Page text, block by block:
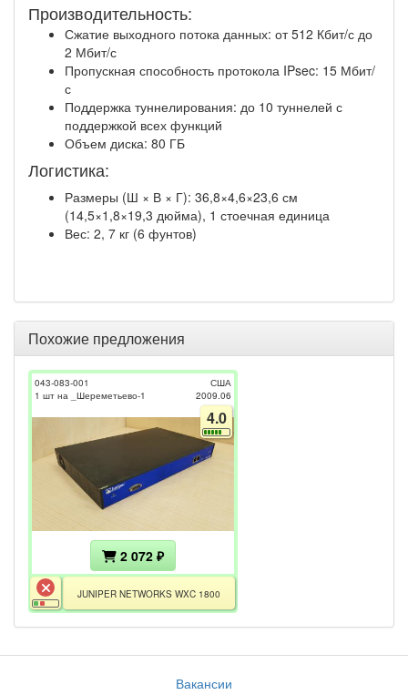
Производительность:
Сжатие выходного потока данных: от 512 Кбит/с до
2 Мбит/с
Пропускная способность протокола IPsec: 15 Мбит/
с
Поддержка туннелирования: до 10 туннелей с
поддержкой всех функций
Объем диска: 80 ГБ
Логистика:
Размеры (Ш × В × Г): 36,8×4,6×23,6 см
(14,5×1,8×19,3 дюйма), 1 стоечная единица
Вес: 2, 7 кг (6 фунтов)
Похожие предложения
043-083-001
1 шт на _Шереметьево-1
США
2009.06
4.0
2 072 ₽
JUNIPER NETWORKS WXC 1800
Вакансии